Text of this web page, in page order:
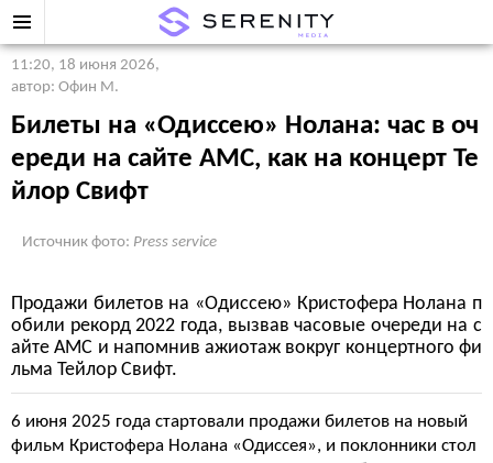
11:20, 18 июня 2026,
автор: Офин М.
Билеты на «Одиссею» Нолана: час в оч
ереди на сайте AMC, как на концерт Те
йлор Свифт
Источник фото: Press service
Продажи билетов на «Одиссею» Кристофера Нолана п
обили рекорд 2022 года, вызвав часовые очереди на с
айте AMC и напомнив ажиотаж вокруг концертного фи
льма Тейлор Свифт.
6 июня 2025 года стартовали продажи билетов на новый
фильм Кристофера Нолана «Одиссея», и поклонники стол